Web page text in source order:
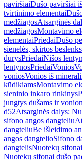
paviršiaiDušo paviršiai
tvirtinimo elementai
medžiagosAtsarginės
medžiagosMontavimo
elementaiPriedaiDušo
sienelės, skirtos
durysPriedaiNišos
lentynosPriedaiVonios
voniosVonios iš
kūdikiamsMontavimo
sieninio inkaro rinkinys
jungtys dušams ir
d52Atsarginės dalys:
sifono angos dangteliu
dangteliuBe išleidimo
angos dangtelioSifono
dangtelisNuotekų
Nuotekų sifonai dušo